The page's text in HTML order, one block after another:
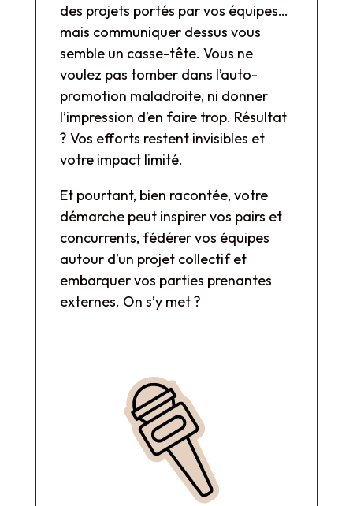
des projets portés par vos équipes…
mais communiquer dessus vous
semble un casse-tête. Vous ne
voulez pas tomber dans l’auto-
promotion maladroite, ni donner
l’impression d’en faire trop. Résultat
? Vos efforts restent invisibles et
votre impact limité.
Et pourtant, bien racontée, votre
démarche peut inspirer vos pairs et
concurrents, fédérer vos équipes
autour d’un projet collectif et
embarquer vos parties prenantes
externes. On s’y met ?